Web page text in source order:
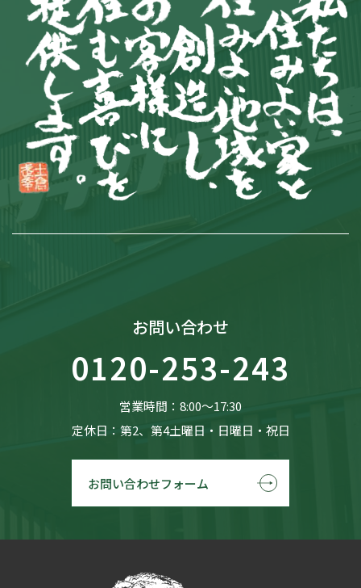
お問い合わせ
0120-253-243
営業時間：8:00〜17:30
定休日：第2、第4土曜日・日曜日・祝日
お問い合わせフォーム